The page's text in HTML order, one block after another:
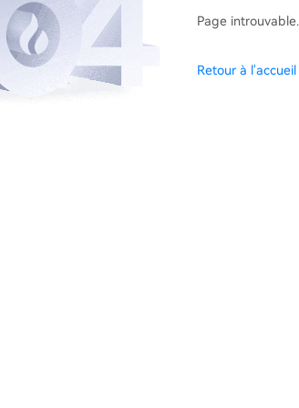
Page introuvable.
Retour à l'accueil